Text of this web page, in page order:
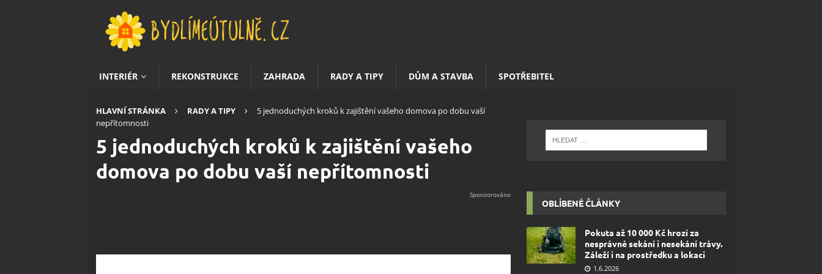
INTERIÉR REKONSTRUKCE ZAHRADA RADY A TIPY DŮM A STAVBA SPOTŘEBITEL
HLAVNÍ STRÁNKA RADY A TIPY
5 jednoduchých kroků k zajištění vašeho domova po dobu vaší
nepřítomnosti
5 jednoduchých kroků k zajištění vašeho
domova po dobu vaší nepřítomnosti
OBLÍBENÉ ČLÁNKY
Pokuta až 10 000 Kč hrozí za
nesprávné sekání i nesekání trávy.
Záleží i na prostředku a lokaci
1.6.2026